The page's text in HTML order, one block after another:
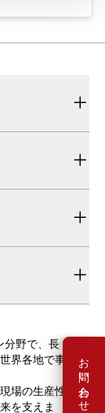
お問い合わせ
分野で、長
界各地で事
場の生産性
を支えま